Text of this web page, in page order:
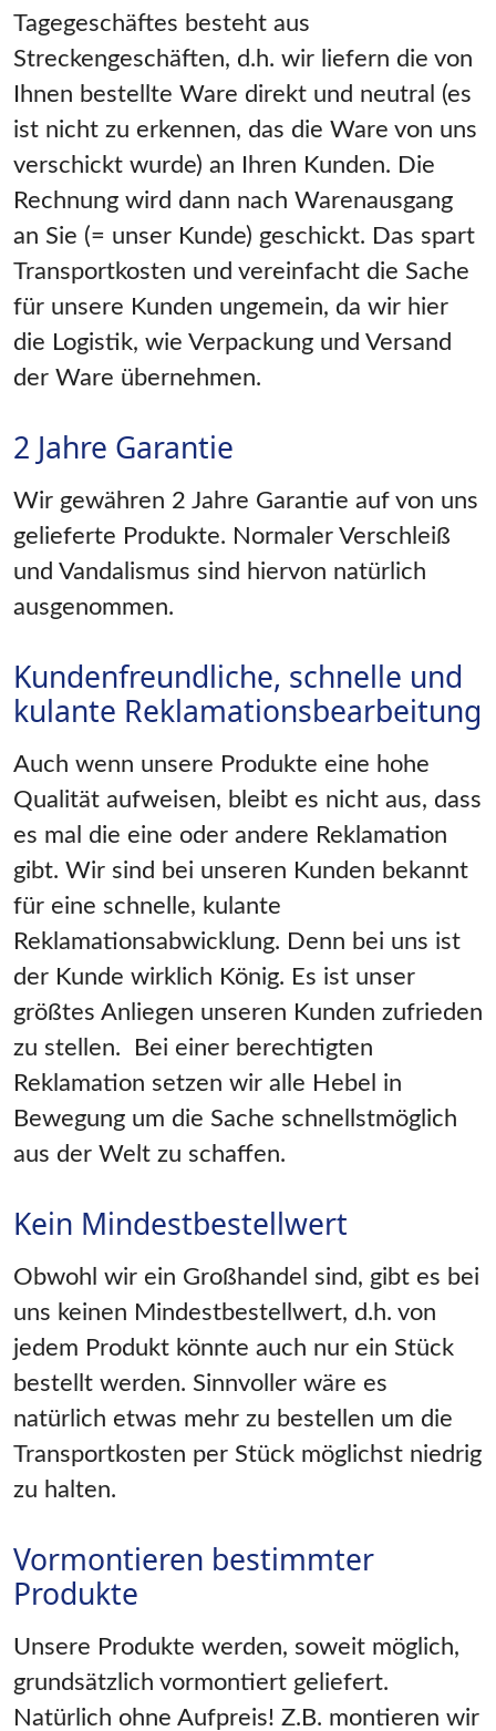
Tagegeschäftes besteht aus
Streckengeschäften, d.h. wir liefern die von
Ihnen bestellte Ware direkt und neutral (es
ist nicht zu erkennen, das die Ware von uns
verschickt wurde) an Ihren Kunden. Die
Rechnung wird dann nach Warenausgang
an Sie (= unser Kunde) geschickt. Das spart
Transportkosten und vereinfacht die Sache
für unsere Kunden ungemein, da wir hier
die Logistik, wie Verpackung und Versand
der Ware übernehmen.
2 Jahre Garantie
Wir gewähren 2 Jahre Garantie auf von uns
gelieferte Produkte. Normaler Verschleiß
und Vandalismus sind hiervon natürlich
ausgenommen.
Kundenfreundliche, schnelle und
kulante Reklamationsbearbeitung
Auch wenn unsere Produkte eine hohe
Qualität aufweisen, bleibt es nicht aus, dass
es mal die eine oder andere Reklamation
gibt. Wir sind bei unseren Kunden bekannt
für eine schnelle, kulante
Reklamationsabwicklung. Denn bei uns ist
der Kunde wirklich König. Es ist unser
größtes Anliegen unseren Kunden zufrieden
zu stellen. Bei einer berechtigten
Reklamation setzen wir alle Hebel in
Bewegung um die Sache schnellstmöglich
aus der Welt zu schaffen.
Kein Mindestbestellwert
Obwohl wir ein Großhandel sind, gibt es bei
uns keinen Mindestbestellwert, d.h. von
jedem Produkt könnte auch nur ein Stück
bestellt werden. Sinnvoller wäre es
natürlich etwas mehr zu bestellen um die
Transportkosten per Stück möglichst niedrig
zu halten.
Vormontieren bestimmter
Produkte
Unsere Produkte werden, soweit möglich,
grundsätzlich vormontiert geliefert.
Natürlich ohne Aufpreis! Z.B. montieren wir